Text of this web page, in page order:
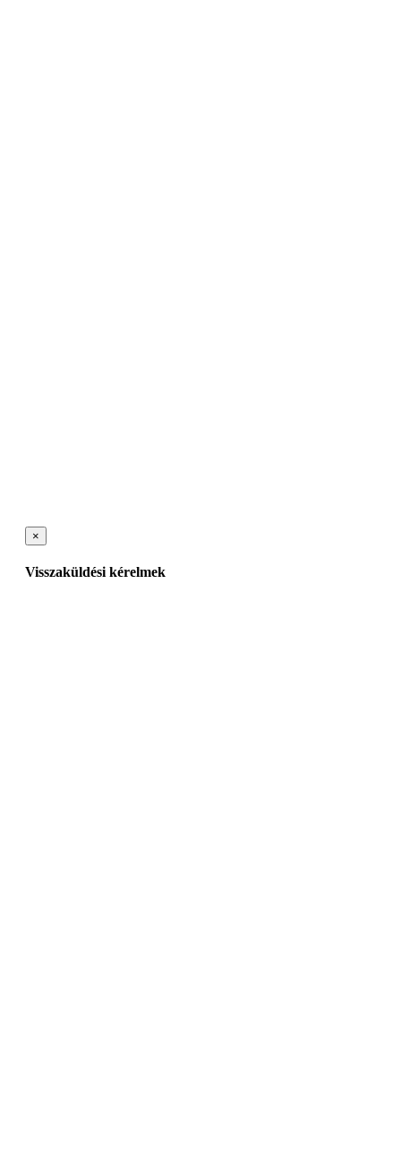
×
Visszaküldési kérelmek